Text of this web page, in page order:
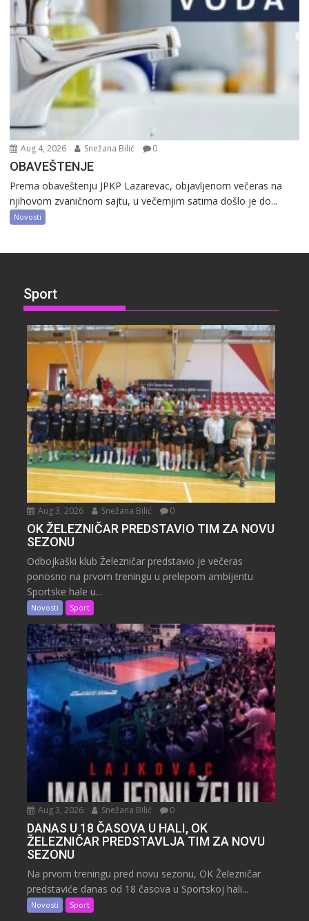
Aug 4, 2026 Snežana Bilić 0
OBAVEŠTENJE
Prema obaveštenju JPKP Lazarevac, objavljenom večeras na
njihovom zvaničnom sajtu, u večernjim satima došlo je do...
Novosti
Sport
Aug 3, 2026 Snežana Bilić 0
OK ŽELEZNIČAR PREDSTAVIO TIM ZA NOVU
SEZONU
Odbojkaški klub Železničar predstavio je večeras
ponosno na prvom treningu u prelepom ambijentu
Sportske hale u...
Novosti Sport
Aug 3, 2026 Snežana Bilić 0
DANAS U 18 ČASOVA U HALI, OK
ŽELEZNIČAR PREDSTAVLJA TIM ZA NOVU
SEZONU
Na prvom treningu pred novu sezonu, OK Železničar
predstaviće danas od 18 časova u Sportskoj hali...
Novosti Sport